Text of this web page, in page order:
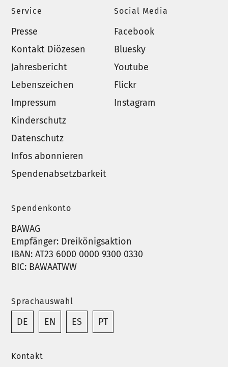
Service
Presse
Kontakt Diözesen
Jahresbericht
Lebenszeichen
Impressum
Kinderschutz
Datenschutz
Infos abonnieren
Spendenabsetzbarkeit
Social Media
Facebook
Bluesky
Youtube
Flickr
Instagram
Spendenkonto
BAWAG
Empfänger: Dreikönigsaktion
IBAN: AT23 6000 0000 9300 0330
BIC: BAWAATWW
Sprachauswahl
DE EN ES PT
Kontakt